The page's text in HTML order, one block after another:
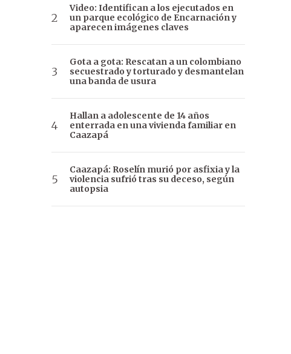
Video: Identifican a los ejecutados en
un parque ecológico de Encarnación y
aparecen imágenes claves
Gota a gota: Rescatan a un colombiano
secuestrado y torturado y desmantelan
una banda de usura
Hallan a adolescente de 14 años
enterrada en una vivienda familiar en
Caazapá
Caazapá: Roselín murió por asfixia y la
violencia sufrió tras su deceso, según
autopsia